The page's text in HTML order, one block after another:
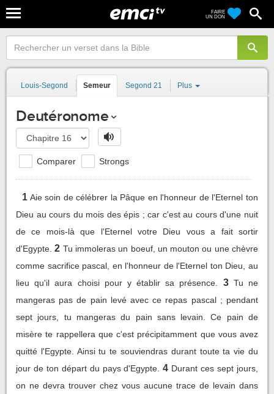
FAIRE
UN DON
Louis-Segond Semeur Segond 21 Plus
Deutéronome
Comparer Strongs
1 Aie soin de célébrer la Pâque en l'honneur de l'Eternel ton
Dieu au cours du mois des épis ; car c'est au cours d'une nuit
de ce mois-là que l'Eternel votre Dieu vous a fait sortir
d'Egypte. 2 Tu immoleras un boeuf, un mouton ou une chèvre
comme sacrifice pascal, en l'honneur de l'Eternel ton Dieu, au
lieu qu'il aura choisi pour y établir sa présence.
3 Tu ne
mangeras pas de pain levé avec ce repas pascal ; pendant
sept jours, tu mangeras du pain sans levain. Ce pain de
misère te rappellera que c'est précipitamment que vous avez
quitté l'Egypte. Ainsi tu te souviendras durant toute ta vie du
jour de ton départ du pays d'Egypte. 4 Durant ces sept jours,
on ne devra trouver chez vous aucune trace de levain dans